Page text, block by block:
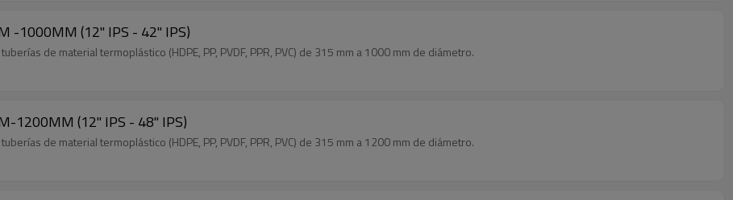
-1000MM (12" IPS - 42" IPS)
de material termoplástico (HDPE, PP, PVDF, PPR, PVC) de 315 mm a 1000 mm de diámetro.
1200MM (12" IPS - 48" IPS)
de material termoplástico (HDPE, PP, PVDF, PPR, PVC) de 315 mm a 1200 mm de diámetro.